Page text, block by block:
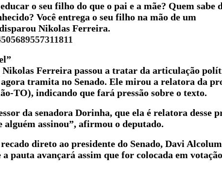
o seu filho do que o pai e a mãe? Quem sabe
Você entrega o seu filho na mão de um
Nikolas Ferreira.
Nikolas Ferreira passou a tratar da articulação
tramita no Senado. Ele mirou a relatora da
TO), indicando que fará pressão sobre o texto.
da senadora Dorinha, que ela é relatora desse
assinou”, afirmou o deputado.
direto ao presidente do Senado, Davi
pauta avançará assim que for colocada em